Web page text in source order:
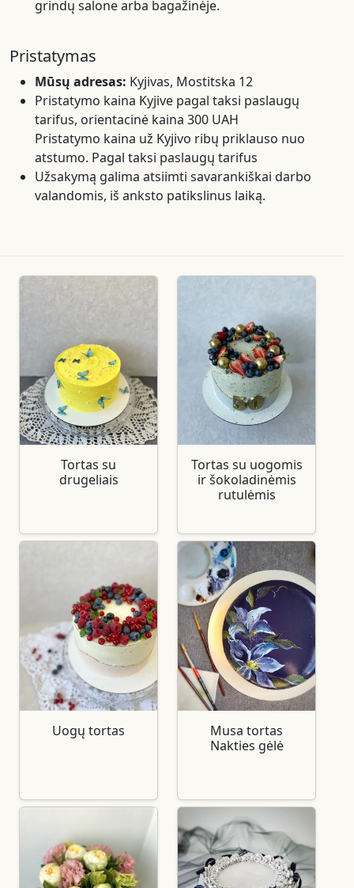
grindų salone arba bagažinėje.
Pristatymas
Mūsų adresas: Kyjivas, Mostitska 12
Pristatymo kaina Kyjive pagal taksi paslaugų
tarifus, orientacinė kaina 300 UAH
Pristatymo kaina už Kyjivo ribų priklauso nuo
atstumo. Pagal taksi paslaugų tarifus
Užsakymą galima atsiimti savarankiškai darbo
valandomis, iš anksto patikslinus laiką.
Tortas su
drugeliais
Tortas su uogomis
ir šokoladinėmis
rutulėmis
Uogų tortas
Musa tortas
Nakties gėlė